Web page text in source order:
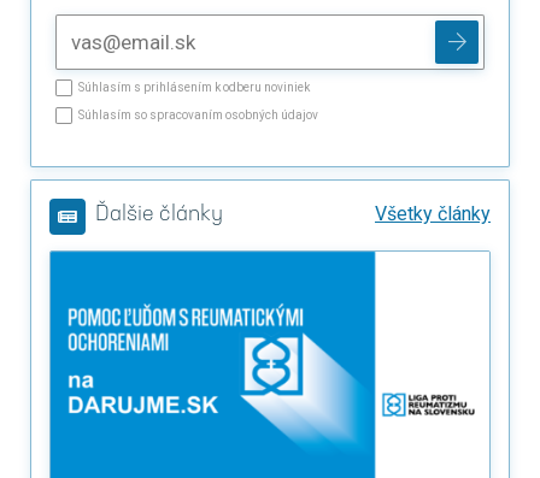
Súhlasím s prihlásením k odberu noviniek
Súhlasím so spracovaním osobných údajov
Ďalšie články Všetky články